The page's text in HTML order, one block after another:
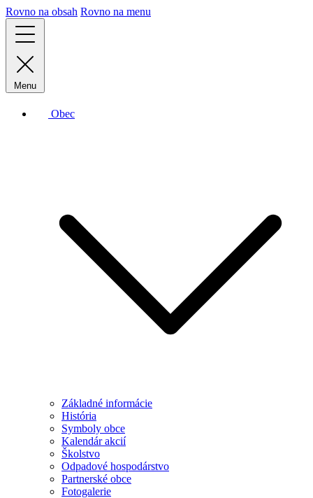
Rovno na obsah Rovno na menu
Menu
Obec
Základné informácie
História
Symboly obce
Kalendár akcií
Školstvo
Odpadové hospodárstvo
Partnerské obce
Fotogalerie